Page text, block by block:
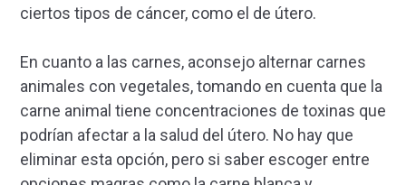
ciertos tipos de cáncer, como el de útero.
En cuanto a las carnes, aconsejo alternar carnes
animales con vegetales, tomando en cuenta que la
carne animal tiene concentraciones de toxinas que
podrían afectar a la salud del útero. No hay que
eliminar esta opción, pero si saber escoger entre